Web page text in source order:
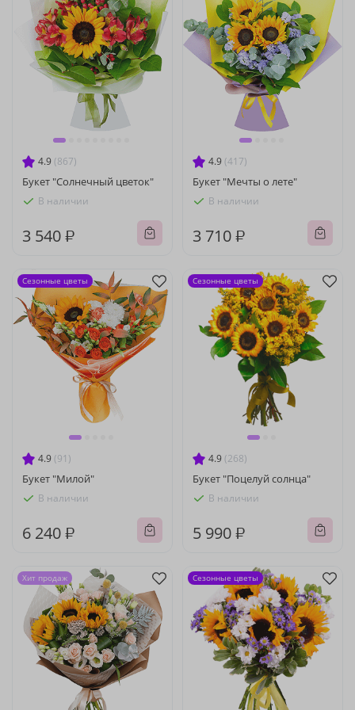
4.9 (867)
Букет "Солнечный цветок"
В наличии
3 540 ₽
4.9 (417)
Букет "Мечты о лете"
В наличии
3 710 ₽
4.9 (91)
Букет "Милой"
В наличии
6 240 ₽
Сезонные цветы
4.9 (268)
Букет "Поцелуй солнца"
В наличии
5 990 ₽
Сезонные цветы
Хит продаж Сезонные цветы